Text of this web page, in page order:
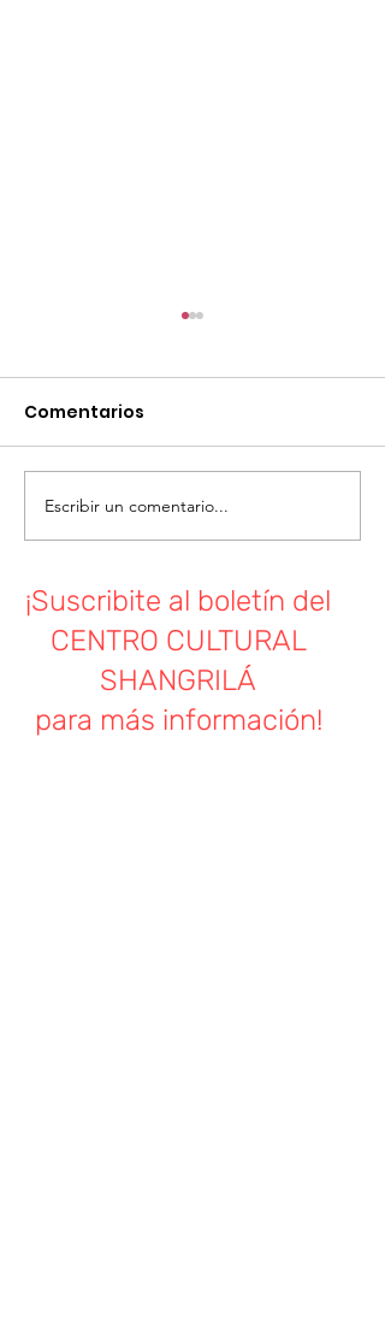
Comisión pro fomento de
Shangrila Convoca a sus
socios/as a Asamblea General
Orden del día: -Memoria y
balance -Fecha elecciones
Comentarios
Escribir un comentario...
¡Suscribite al boletín del
CENTRO CULTURAL
SHANGRILÁ
para más información!